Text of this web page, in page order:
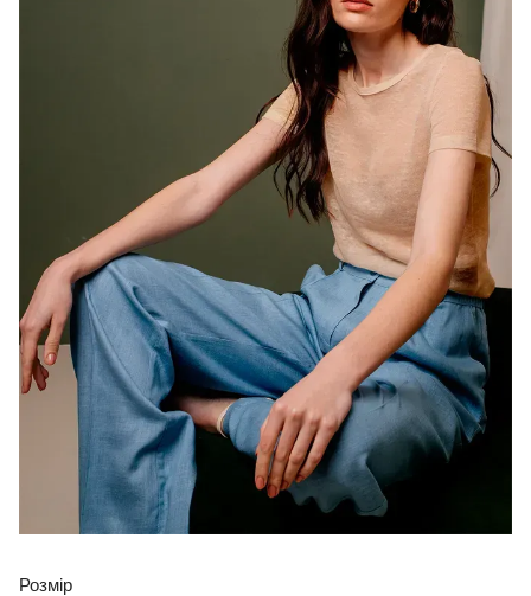
Розмір